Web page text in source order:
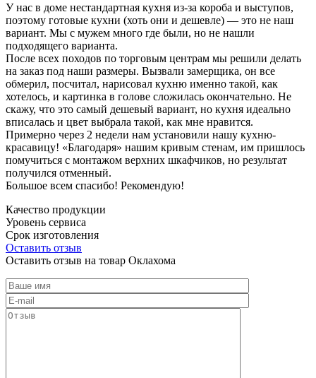
У нас в доме нестандартная кухня из-за короба и выступов,
поэтому готовые кухни (хоть они и дешевле) — это не наш
вариант. Мы с мужем много где были, но не нашли
подходящего варианта.
После всех походов по торговым центрам мы решили делать
на заказ под наши размеры. Вызвали замерщика, он все
обмерил, посчитал, нарисовал кухню именно такой, как
хотелось, и картинка в голове сложилась окончательно. Не
скажу, что это самый дешевый вариант, но кухня идеально
вписалась и цвет выбрала такой, как мне нравится.
Примерно через 2 недели нам установили нашу кухню-
красавицу! «Благодаря» нашим кривым стенам, им пришлось
помучиться с монтажом верхних шкафчиков, но результат
получился отменный.
Большое всем спасибо! Рекомендую!
Качество продукции
Уровень сервиса
Срок изготовления
Оставить отзыв
Оставить отзыв на товар Оклахома